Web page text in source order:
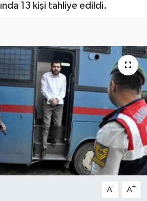
13 kişi tahliye edildi.
A- A+